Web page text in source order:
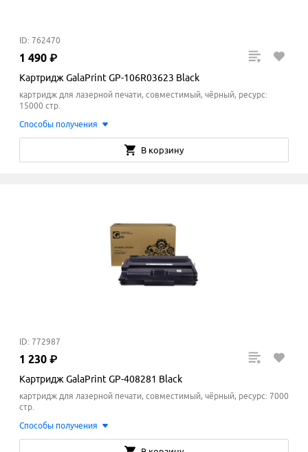
ID: 762470
1 490 ₽
Картридж GalaPrint GP-106R03623 Black
картридж для лазерной печати, совместимый, чёрный, ресурс:
15000 стр.
Способы получения
В корзину
ID: 772987
1 230 ₽
Картридж GalaPrint GP-408281 Black
картридж для лазерной печати, совместимый, чёрный, ресурс: 7000
стр.
Способы получения